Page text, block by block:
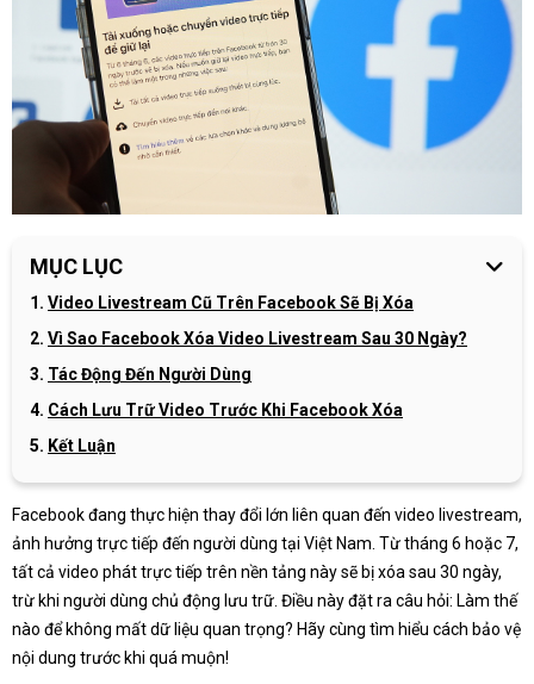
MỤC LỤC
Video Livestream Cũ Trên Facebook Sẽ Bị Xóa
Vì Sao Facebook Xóa Video Livestream Sau 30 Ngày?
Tác Động Đến Người Dùng
Cách Lưu Trữ Video Trước Khi Facebook Xóa
Kết Luận
Facebook đang thực hiện thay đổi lớn liên quan đến video livestream,
ảnh hưởng trực tiếp đến người dùng tại Việt Nam. Từ tháng 6 hoặc 7,
tất cả video phát trực tiếp trên nền tảng này sẽ bị xóa sau 30 ngày,
trừ khi người dùng chủ động lưu trữ. Điều này đặt ra câu hỏi: Làm thế
nào để không mất dữ liệu quan trọng? Hãy cùng tìm hiểu cách bảo vệ
nội dung trước khi quá muộn!